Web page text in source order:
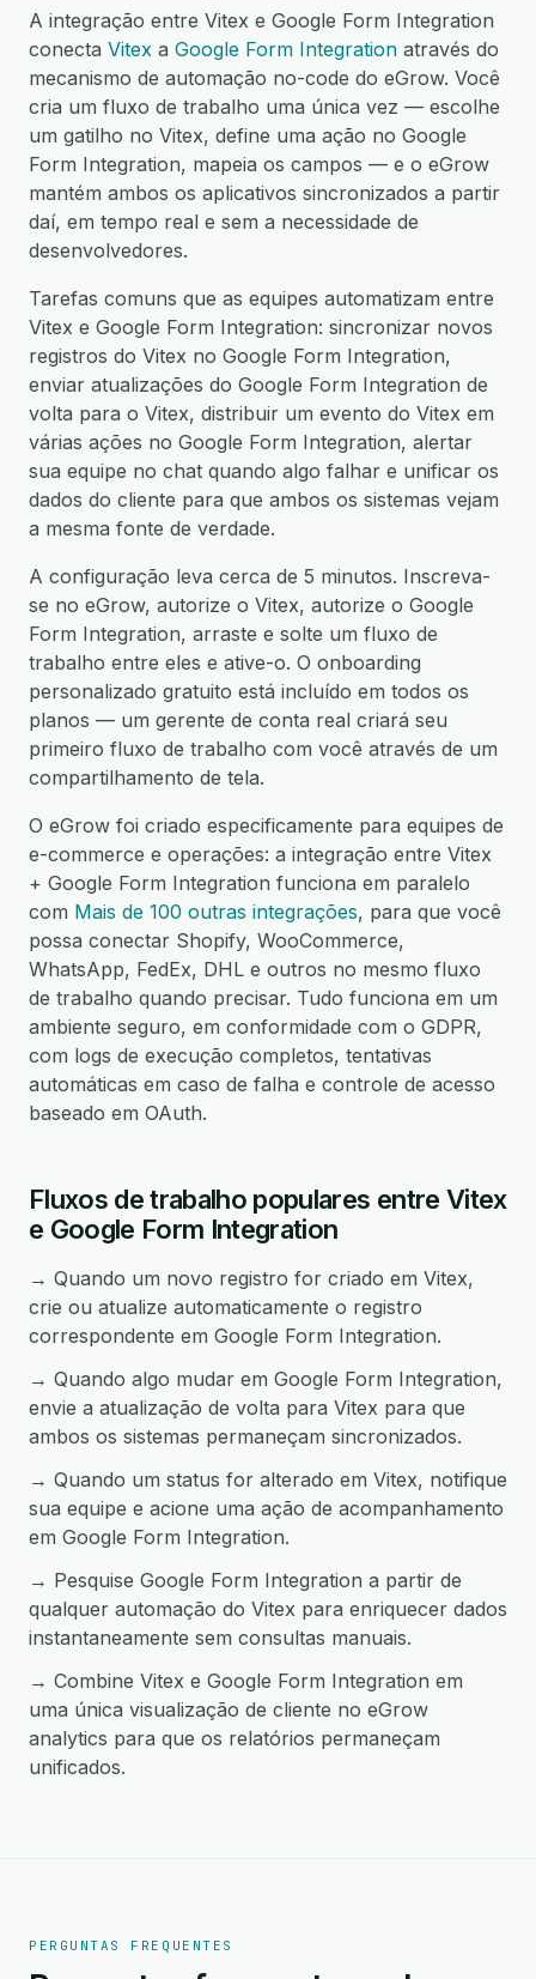
A integração entre Vitex e Google Form Integration
conecta Vitex a Google Form Integration através do
mecanismo de automação no-code do eGrow. Você
cria um fluxo de trabalho uma única vez — escolhe
um gatilho no Vitex, define uma ação no Google
Form Integration, mapeia os campos — e o eGrow
mantém ambos os aplicativos sincronizados a partir
daí, em tempo real e sem a necessidade de
desenvolvedores.
Tarefas comuns que as equipes automatizam entre
Vitex e Google Form Integration: sincronizar novos
registros do Vitex no Google Form Integration,
enviar atualizações do Google Form Integration de
volta para o Vitex, distribuir um evento do Vitex em
várias ações no Google Form Integration, alertar
sua equipe no chat quando algo falhar e unificar os
dados do cliente para que ambos os sistemas vejam
a mesma fonte de verdade.
A configuração leva cerca de 5 minutos. Inscreva-
se no eGrow, autorize o Vitex, autorize o Google
Form Integration, arraste e solte um fluxo de
trabalho entre eles e ative-o. O onboarding
personalizado gratuito está incluído em todos os
planos — um gerente de conta real criará seu
primeiro fluxo de trabalho com você através de um
compartilhamento de tela.
O eGrow foi criado especificamente para equipes de
e-commerce e operações: a integração entre Vitex
+ Google Form Integration funciona em paralelo
com Mais de 100 outras integrações, para que você
possa conectar Shopify, WooCommerce,
WhatsApp, FedEx, DHL e outros no mesmo fluxo
de trabalho quando precisar. Tudo funciona em um
ambiente seguro, em conformidade com o GDPR,
com logs de execução completos, tentativas
automáticas em caso de falha e controle de acesso
baseado em OAuth.
Fluxos de trabalho populares entre Vitex
e Google Form Integration
→ Quando um novo registro for criado em Vitex,
crie ou atualize automaticamente o registro
correspondente em Google Form Integration.
→ Quando algo mudar em Google Form Integration,
envie a atualização de volta para Vitex para que
ambos os sistemas permaneçam sincronizados.
→ Quando um status for alterado em Vitex, notifique
sua equipe e acione uma ação de acompanhamento
em Google Form Integration.
→ Pesquise Google Form Integration a partir de
qualquer automação do Vitex para enriquecer dados
instantaneamente sem consultas manuais.
→ Combine Vitex e Google Form Integration em
uma única visualização de cliente no eGrow
analytics para que os relatórios permaneçam
unificados.
PERGUNTAS FREQUENTES